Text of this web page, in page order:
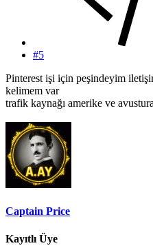
#5
Pinterest işi için peşindeyim
kelimem var
trafik kaynağı amerike ve
Captain Price
Kayıtlı Üye